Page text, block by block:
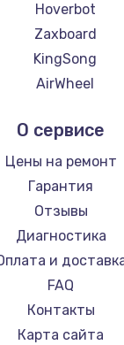
Hoverbot
Zaxboard
KingSong
AirWheel
Hunter
Shorner
Joyor
Minimotors
Bork
Segway
KIRIN
О сервисе
Цены на ремонт
Гарантия
Отзывы
Диагностика
и
FAQ
Контакты
Карта сайта